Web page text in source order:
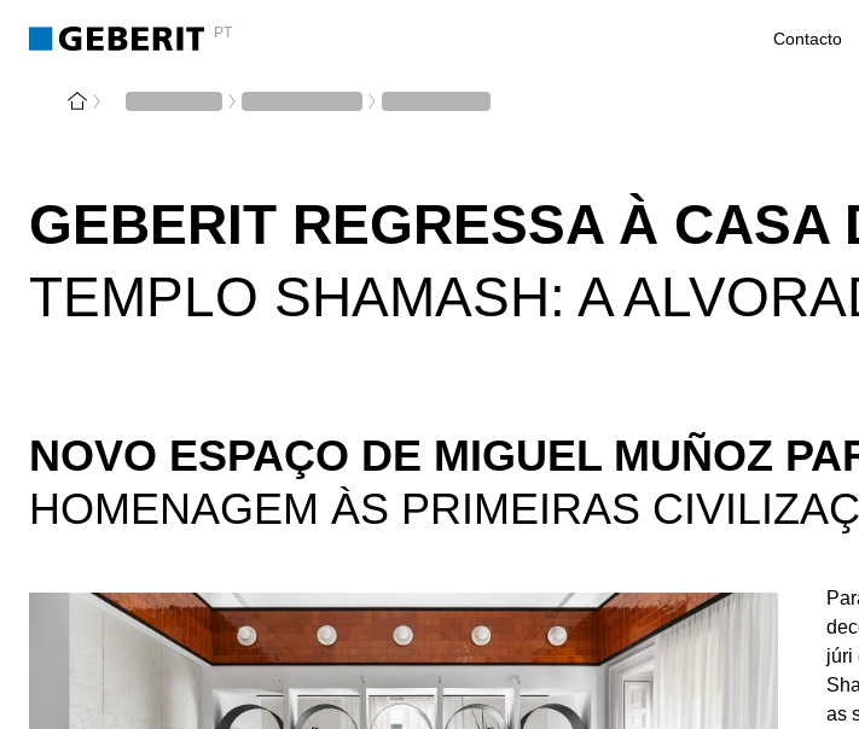
PT Contacto
GEBERIT REGRESSA À CASA
TEMPLO SHAMASH: A
NOVO ESPAÇO DE MIGUEL MUÑOZ
HOMENAGEM ÀS PRIMEIRAS
júri
as